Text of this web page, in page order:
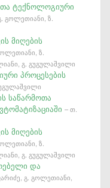
ტექნოლოგიური
გოლეთიანი, ზ.
მიღების
ზ.
გ. გუგულაშვილი
პროცესების
საწარმოთა
– თ.
მიღების
ზ.
გ. გუგულაშვილი
და
გ. გოლეთიანი,